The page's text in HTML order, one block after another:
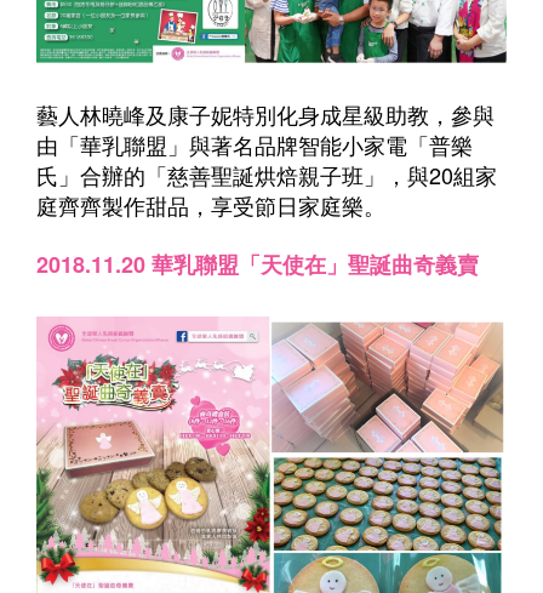
藝人林曉峰及康子妮特別化身成星級助教，參與
由「華乳聯盟」與著名品牌智能小家電「普樂
氏」合辦的「慈善聖誕烘焙親子班」，與20組家
庭齊齊製作甜品，享受節日家庭樂。
2018.11.20 華乳聯盟「天使在」聖誕曲奇義賣